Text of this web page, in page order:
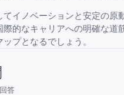
てイノベーションと安定の
際的なキャリアへの明確な
プとなるでしょう。
答